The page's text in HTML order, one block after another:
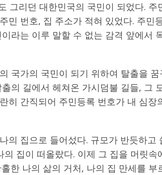
그리던 대한민국의 국민이 되었다. 주
민 번호, 집 주소가 적혀 있었다. 주민
라는 이루 말할 수 없는 감격 앞에서
국가의 국민이 되기 위하여 탈출을
의 길에서 헤쳐온 가시덤불 길들, 그
히 간직되어 주민등록 번호가 내 심장
의 집으로 들어섰다. 규모가 반듯하고
의 집이 떠올랐다. 이제 그 집을 머릿속
한 나의 삶의 거처, 나의 집 만세를 부